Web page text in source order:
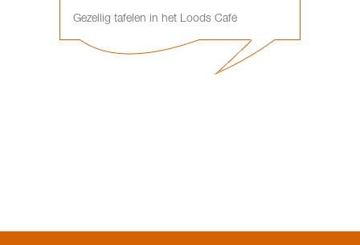
Gezellig tafelen in het Loods Café